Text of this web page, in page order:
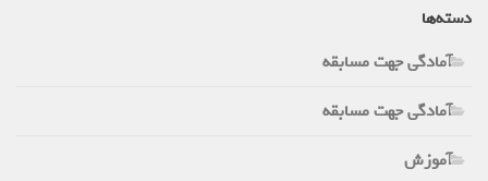
دسته‌ها
آمادگی جهت مسابقه
آمادگی جهت مسابقه
آموزش